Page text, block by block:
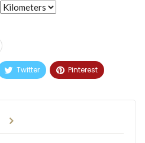
Twitter Pinterest